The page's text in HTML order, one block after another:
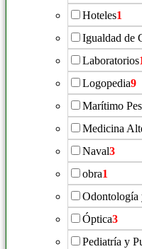
Hoteles1
Igualdad de
Laboratorios
Logopedia9
Marítimo
Medicina
Naval3
obra1
Odontología
Óptica3
Pediatría y